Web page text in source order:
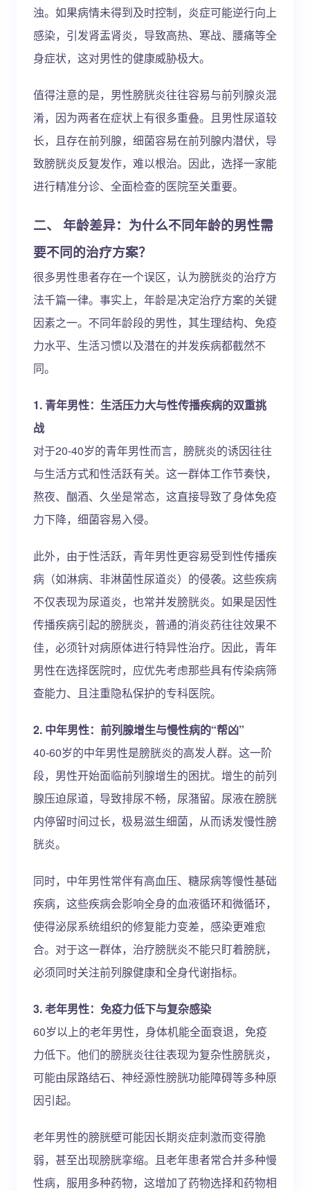
浊。如果病情未得到及时控制，炎症可能逆行向上
感染，引发肾盂肾炎，导致高热、寒战、腰痛等全
身症状，这对男性的健康威胁极大。
值得注意的是，男性膀胱炎往往容易与前列腺炎混
淆，因为两者在症状上有很多重叠。且男性尿道较
长，且存在前列腺，细菌容易在前列腺内潜伏，导
致膀胱炎反复发作，难以根治。因此，选择一家能
进行精准分诊、全面检查的医院至关重要。
二、 年龄差异：为什么不同年龄的男性需
要不同的治疗方案？
很多男性患者存在一个误区，认为膀胱炎的治疗方
法千篇一律。事实上，年龄是决定治疗方案的关键
因素之一。不同年龄段的男性，其生理结构、免疫
力水平、生活习惯以及潜在的并发疾病都截然不
同。
1. 青年男性：生活压力大与性传播疾病的双重挑
战
对于20-40岁的青年男性而言，膀胱炎的诱因往往
与生活方式和性活跃有关。这一群体工作节奏快，
熬夜、酗酒、久坐是常态，这直接导致了身体免疫
力下降，细菌容易入侵。
此外，由于性活跃，青年男性更容易受到性传播疾
病（如淋病、非淋菌性尿道炎）的侵袭。这些疾病
不仅表现为尿道炎，也常并发膀胱炎。如果是因性
传播疾病引起的膀胱炎，普通的消炎药往往效果不
佳，必须针对病原体进行特异性治疗。因此，青年
男性在选择医院时，应优先考虑那些具有传染病筛
查能力、且注重隐私保护的专科医院。
2. 中年男性：前列腺增生与慢性病的“帮凶”
40-60岁的中年男性是膀胱炎的高发人群。这一阶
段，男性开始面临前列腺增生的困扰。增生的前列
腺压迫尿道，导致排尿不畅，尿潴留。尿液在膀胱
内停留时间过长，极易滋生细菌，从而诱发慢性膀
胱炎。
同时，中年男性常伴有高血压、糖尿病等慢性基础
疾病，这些疾病会影响全身的血液循环和微循环，
使得泌尿系统组织的修复能力变差，感染更难愈
合。对于这一群体，治疗膀胱炎不能只盯着膀胱，
必须同时关注前列腺健康和全身代谢指标。
3. 老年男性：免疫力低下与复杂感染
60岁以上的老年男性，身体机能全面衰退，免疫
力低下。他们的膀胱炎往往表现为复杂性膀胱炎，
可能由尿路结石、神经源性膀胱功能障碍等多种原
因引起。
老年男性的膀胱壁可能因长期炎症刺激而变得脆
弱，甚至出现膀胱挛缩。且老年患者常合并多种慢
性病，服用多种药物，这增加了药物选择和药物相